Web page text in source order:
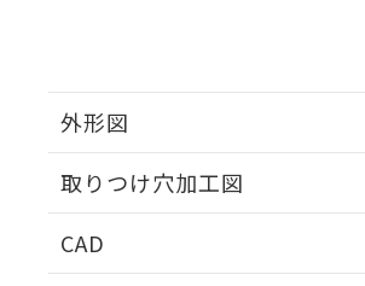
外形図
取りつけ穴加工図
CAD